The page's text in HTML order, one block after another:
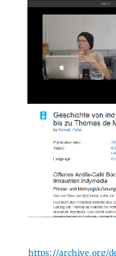
https://archive.org/